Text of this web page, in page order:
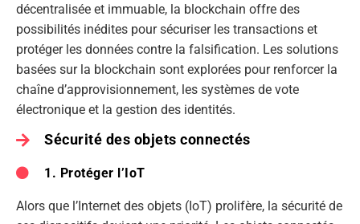
décentralisée et immuable, la blockchain offre des
possibilités inédites pour sécuriser les transactions et
protéger les données contre la falsification. Les solutions
basées sur la blockchain sont explorées pour renforcer la
chaîne d’approvisionnement, les systèmes de vote
électronique et la gestion des identités.
Sécurité des objets connectés
1. Protéger l’IoT
Alors que l’Internet des objets (IoT) prolifère, la sécurité de